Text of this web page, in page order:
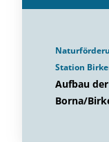
Station
Aufbau
Borna/